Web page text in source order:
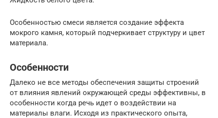
Особенностью смеси является создание эффекта
мокрого камня, который подчеркивает структуру и цвет
материала.
Особенности
Далеко не все методы обеспечения защиты строений
от влияния явлений окружающей среды эффективны, в
особенности когда речь идет о воздействии на
материалы влаги. Исходя из практического опыта,